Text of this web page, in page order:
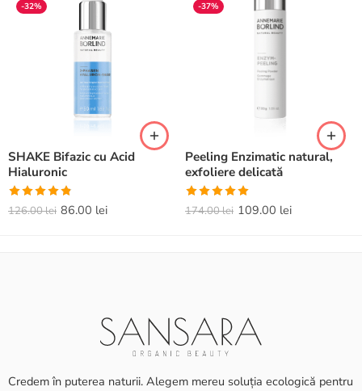
-32%
SHAKE Bifazic cu Acid
Hialuronic
Evaluat la
4.82din 5
126.00lei 86.00 lei
-37%
Peeling Enzimatic natural,
exfoliere delicată
Evaluat la
5.00din 5
174.00lei 109.00 lei
Credem în puterea naturii. Alegem mereu soluția ecologică pentru